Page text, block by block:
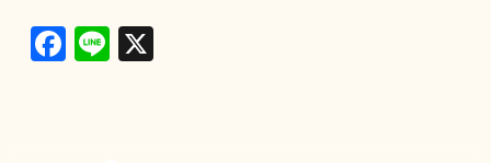
Facebook
Line